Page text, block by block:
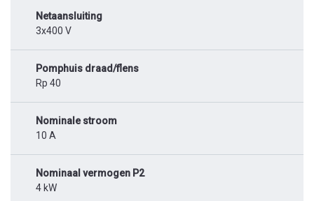
Netaansluiting
3x400 V
Pomphuis draad/flens
Rp 40
Nominale stroom
10 A
Nominaal vermogen P2
4 kW